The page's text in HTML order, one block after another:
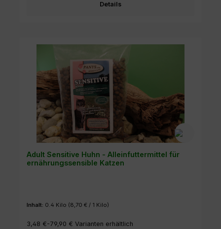
Details
Adult Sensitive Huhn - Alleinfuttermittel für
ernährungssensible Katzen
Inhalt: 0.4 Kilo (8,70 € / 1 Kilo)
3,48 €-79,90 € Varianten erhältlich